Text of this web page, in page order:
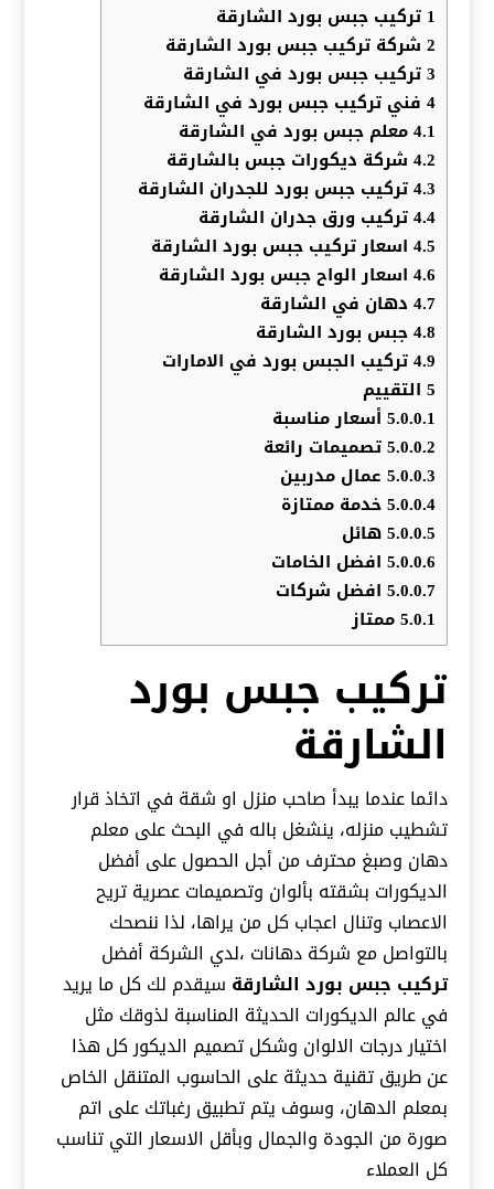
1 تركيب جبس بورد الشارقة
2 شركة تركيب جبس بورد الشارقة
3تركيب جبس بورد في الشارقة
4 فني تركيب جبس بورد في الشارقة
4.1معلم جبس بورد في الشارقة
4.2 شركة ديكورات جبس بالشارقة
4.3تركيب جبس بورد للجدران الشارقة
4.4تركيب ورق جدران الشارقة
4.5 اسعار تركيب جبس بورد الشارقة
4.6 اسعار الواح جبس بورد الشارقة
4.7 دهان في الشارقة
4.8جبس بورد الشارقة
4.9تركيب الجبس بورد في الامارات
5 التقييم
5.0.0.1 أسعار مناسبة
5.0.0.2تصميمات رائعة
5.0.0.3 عمال مدربين
5.0.0.4خدمة ممتازة
5.0.0.5هائل
5.0.0.6 افضل الخامات
5.0.0.7 افضل شركات
5.0.1ممتاز
تركيب جبس بورد
الشارقة
دائما عندما يبدأ صاحب منزل او شقة في اتخاذ قرار
تشطيب منزله، ينشغل باله في البحث على معلم
دهان وصبغ محترف من أجل الحصول على أفضل
الديكورات بشقته بألوان وتصميمات عصرية تريح
الاعصاب وتنال اعجاب كل من يراها، لذا ننصحك
بالتواصل مع شركة دهانات ،لدي الشركة أفضل
تركيب جبس بورد الشارقة سيقدم لك كل ما يريد
في عالم الديكورات الحديثة المناسبة لذوقك مثل
اختيار درجات الالوان وشكل تصميم الديكور كل هذا
عن طريق تقنية حديثة على الحاسوب المتنقل الخاص
بمعلم الدهان، وسوف يتم تطبيق رغباتك على اتم
صورة من الجودة والجمال وبأقل الاسعار التي تناسب
كل العملاء